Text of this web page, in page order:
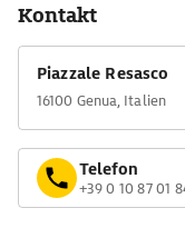
Kontakt
Piazzale Resasco
16100 Genua, Italien
Telefon
+39 0 10 87 01